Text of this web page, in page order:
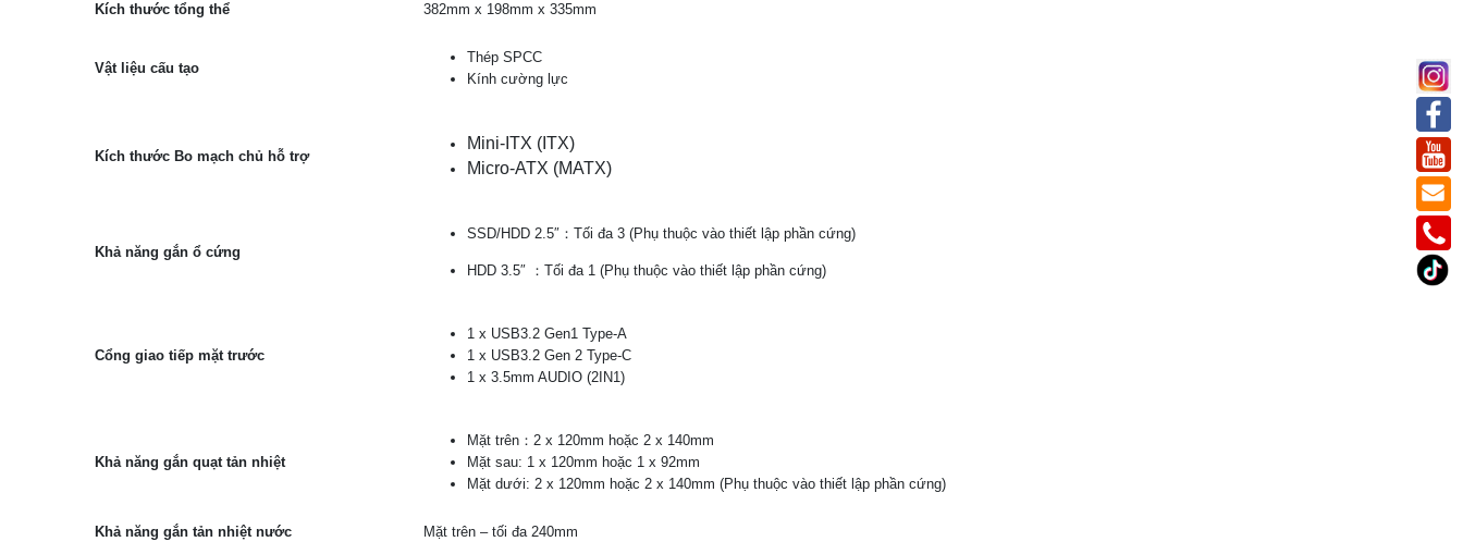
Kích thước tổng thể 382mm x 198mm x 335mm
Vật liệu cấu tạo
Thép SPCC
Kính cường lực
Kích thước Bo mạch chủ hỗ trợ
Mini-ITX (ITX)
Micro-ATX (MATX)
Khả năng gắn ổ cứng
SSD/HDD 2.5″：Tối đa 3 (Phụ thuộc vào thiết lập phần cứng)
HDD 3.5″ ：Tối đa 1 (Phụ thuộc vào thiết lập phần cứng)
Cổng giao tiếp mặt trước
1 x USB3.2 Gen1 Type-A
1 x USB3.2 Gen 2 Type-C
1 x 3.5mm AUDIO (2IN1)
Khả năng gắn quạt tản nhiệt
Mặt trên：2 x 120mm hoặc 2 x 140mm
Mặt sau: 1 x 120mm hoặc 1 x 92mm
Mặt dưới: 2 x 120mm hoặc 2 x 140mm (Phụ thuộc vào thiết lập phần cứng)
Khả năng gắn tản nhiệt nước Mặt trên – tối đa 240mm